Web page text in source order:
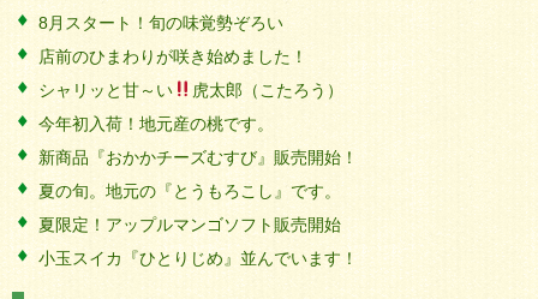
8月スタート！旬の味覚勢ぞろい
店前のひまわりが咲き始めました！
シャリッと甘～い
虎太郎（こたろう）
今年初入荷！地元産の桃です。
新商品『おかかチーズむすび』販売開始！
夏の旬。地元の『とうもろこし』です。
夏限定！アップルマンゴソフト販売開始
小玉スイカ『ひとりじめ』並んでいます！